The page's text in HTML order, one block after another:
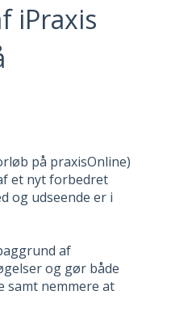
iPraxis
på praxisOnline)
et nyt forbedret
og udseende er i
af
og gør både
samt nemmere at